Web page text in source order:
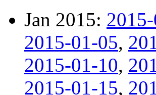
Jan 2015:
2015-01-05,
2015-01-10,
2015-01-15,